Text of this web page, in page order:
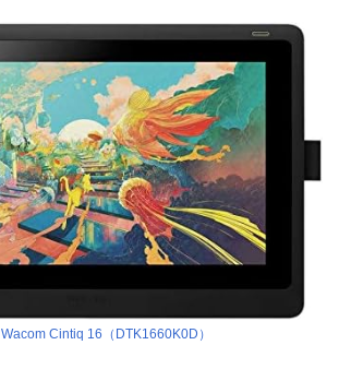
Wacom Cintiq 16（DTK1660K0D）